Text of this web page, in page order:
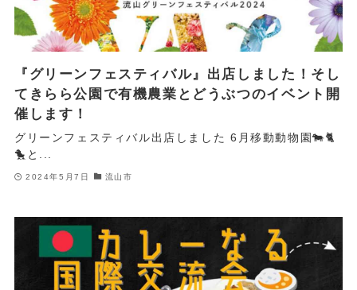
『グリーンフェスティバル』出店しました！そし
てきらら公園で有機農業とどうぶつのイベント開
催します！
グリーンフェスティバル出店しました 6月移動動物園🐄🐈
🐤と...
2024年5月7日 流山市